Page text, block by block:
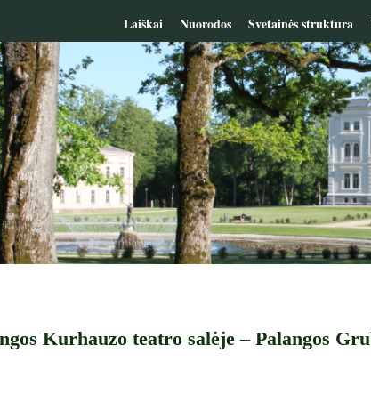
Laiškai Nuorodos Svetainės struktūra
Kurhauzo teatro salėje – Palangos